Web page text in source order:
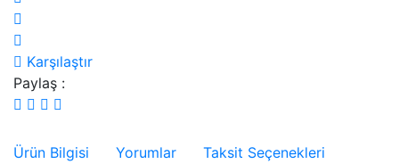
Karşılaştır
Paylaş :
Ürün Bilgisi Yorumlar
Taksit Seçenekleri